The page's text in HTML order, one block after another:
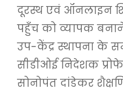
दूरस्थ एवं ऑनलाइन
पहुँच को व्यापक
उप-केंद्र स्थापना के
सीडीओई निदेशक
सोनोपंत दांडेकर